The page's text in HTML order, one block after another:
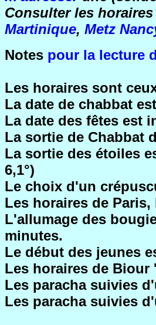
Consulter les
Martinique, Metz
Notes pour la lecture
Les horaires sont
La date de chabbat
La date des fêtes est
La sortie de Chabbat
La sortie des étoiles
6,1°)
Le choix d'un
Les horaires de
L'allumage des
minutes.
Le début des jeunes
Les horaires de
Les paracha suivies
Les paracha suivies